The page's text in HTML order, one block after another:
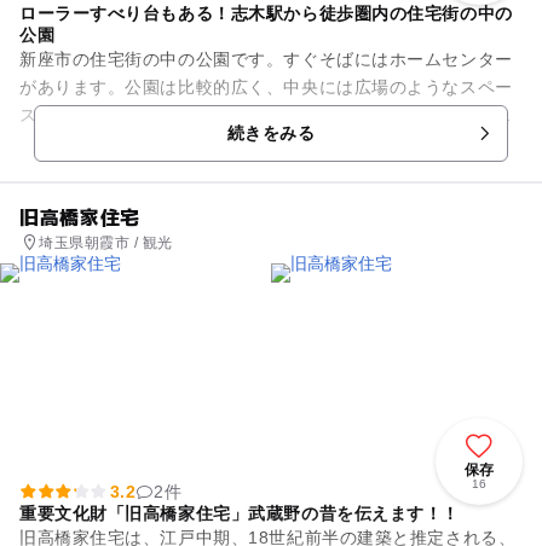
ローラーすべり台もある！志木駅から徒歩圏内の住宅街の中の
公園
新座市の住宅街の中の公園です。すぐそばにはホームセンター
があります。公園は比較的広く、中央には広場のようなスペー
スがあり、そこを囲むようにして、様々な遊具が設置してあり
ます。大きくはありませんが...続きをみる
旧高橋家住宅
埼玉県朝霞市 / 観光
保存
16
3.2
2件
重要文化財「旧高橋家住宅」武蔵野の昔を伝えます！！
旧高橋家住宅は、江戸中期、18世紀前半の建築と推定される、